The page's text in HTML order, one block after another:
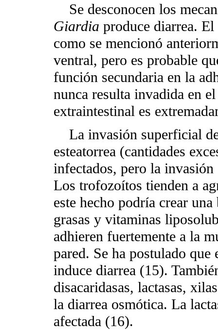
Se desconocen los
Giardia produce diarrea.
como se mencionó
ventral, pero es probable
función secundaria en la
nunca resulta invadida en
extraintestinal es
La invasión superficial
esteatorrea (cantidades
infectados, pero la
Los trofozoítos tienden a
este hecho podría crear
grasas y vitaminas
adhieren fuertemente a la
pared. Se ha postulado
induce diarrea (15).
disacaridasas, lactasas,
la diarrea osmótica. La
afectada (16).